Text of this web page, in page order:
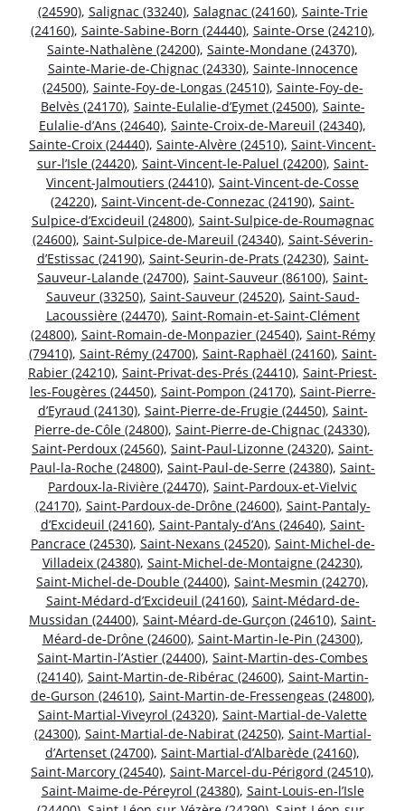
(24590), Salignac (33240), Salagnac (24160), Sainte-Trie
(24160), Sainte-Sabine-Born (24440), Sainte-Orse (24210),
Sainte-Nathalène (24200), Sainte-Mondane (24370),
Sainte-Marie-de-Chignac (24330), Sainte-Innocence
(24500), Sainte-Foy-de-Longas (24510), Sainte-Foy-de-
Belvès (24170), Sainte-Eulalie-d’Eymet (24500), Sainte-
Eulalie-d’Ans (24640), Sainte-Croix-de-Mareuil (24340),
Sainte-Croix (24440), Sainte-Alvère (24510), Saint-Vincent-
sur-l’Isle (24420), Saint-Vincent-le-Paluel (24200), Saint-
Vincent-Jalmoutiers (24410), Saint-Vincent-de-Cosse
(24220), Saint-Vincent-de-Connezac (24190), Saint-
Sulpice-d’Excideuil (24800), Saint-Sulpice-de-Roumagnac
(24600), Saint-Sulpice-de-Mareuil (24340), Saint-Séverin-
d’Estissac (24190), Saint-Seurin-de-Prats (24230), Saint-
Sauveur-Lalande (24700), Saint-Sauveur (86100), Saint-
Sauveur (33250), Saint-Sauveur (24520), Saint-Saud-
Lacoussière (24470), Saint-Romain-et-Saint-Clément
(24800), Saint-Romain-de-Monpazier (24540), Saint-Rémy
(79410), Saint-Rémy (24700), Saint-Raphaël (24160), Saint-
Rabier (24210), Saint-Privat-des-Prés (24410), Saint-Priest-
les-Fougères (24450), Saint-Pompon (24170), Saint-Pierre-
d’Eyraud (24130), Saint-Pierre-de-Frugie (24450), Saint-
Pierre-de-Côle (24800), Saint-Pierre-de-Chignac (24330),
Saint-Perdoux (24560), Saint-Paul-Lizonne (24320), Saint-
Paul-la-Roche (24800), Saint-Paul-de-Serre (24380), Saint-
Pardoux-la-Rivière (24470), Saint-Pardoux-et-Vielvic
(24170), Saint-Pardoux-de-Drône (24600), Saint-Pantaly-
d’Excideuil (24160), Saint-Pantaly-d’Ans (24640), Saint-
Pancrace (24530), Saint-Nexans (24520), Saint-Michel-de-
Villadeix (24380), Saint-Michel-de-Montaigne (24230),
Saint-Michel-de-Double (24400), Saint-Mesmin (24270),
Saint-Médard-d’Excideuil (24160), Saint-Médard-de-
Mussidan (24400), Saint-Méard-de-Gurçon (24610), Saint-
Méard-de-Drône (24600), Saint-Martin-le-Pin (24300),
Saint-Martin-l’Astier (24400), Saint-Martin-des-Combes
(24140), Saint-Martin-de-Ribérac (24600), Saint-Martin-
de-Gurson (24610), Saint-Martin-de-Fressengeas (24800),
Saint-Martial-Viveyrol (24320), Saint-Martial-de-Valette
(24300), Saint-Martial-de-Nabirat (24250), Saint-Martial-
d’Artenset (24700), Saint-Martial-d’Albarède (24160),
Saint-Marcory (24540), Saint-Marcel-du-Périgord (24510),
Saint-Maime-de-Péreyrol (24380), Saint-Louis-en-l’Isle